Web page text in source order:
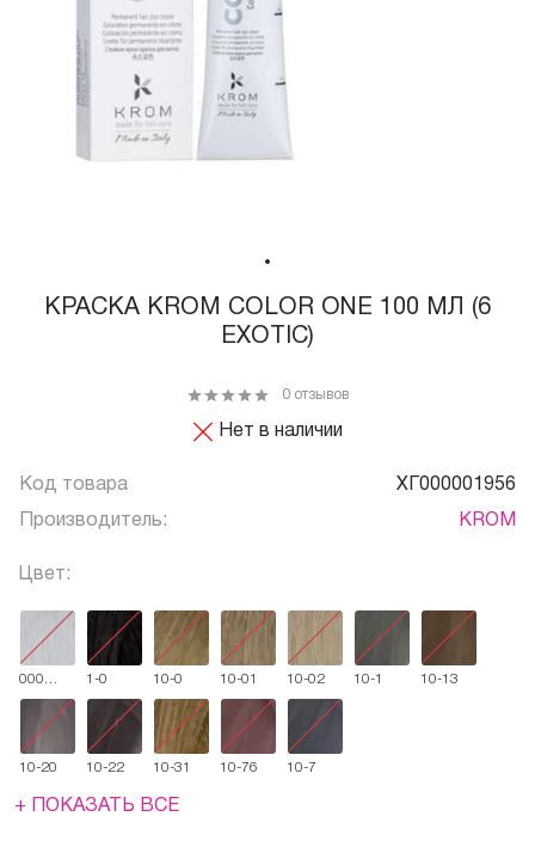
КРАСКА KROM COLOR ONE 100 МЛ (6
EXOTIC)
Нет в наличии
0 отзывов
Код товара ХГ000001956
Производитель: KROM
Цвет:
000
Усилитель
осветления
1-0 10-0 10-01 10-02 10-1 10-13
10-20 10-22 10-31 10-76 10-7
+ ПОКАЗАТЬ ВСЕ